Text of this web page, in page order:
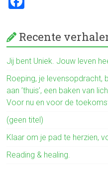
ce
b
o
ok
Recente
Jij bent Uniek. Jouw leven
Roeping, je levensopdracht,
aan ’thuis’, een baken van
Voor nu en voor de
(geen titel)
Klaar om je pad te herzien,
Reading & healing.